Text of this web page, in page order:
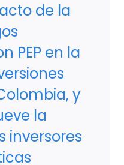
de la
PEP en la
y
la
inversores